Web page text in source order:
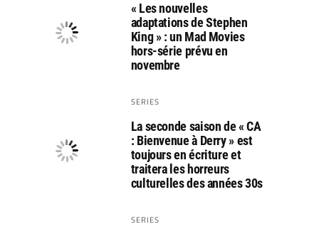
« Les nouvelles
adaptations de Stephen
King » : un Mad Movies
hors-série prévu en
novembre
SERIES
La seconde saison de « CA
: Bienvenue à Derry » est
toujours en écriture et
traitera les horreurs
culturelles des années 30s
SERIES